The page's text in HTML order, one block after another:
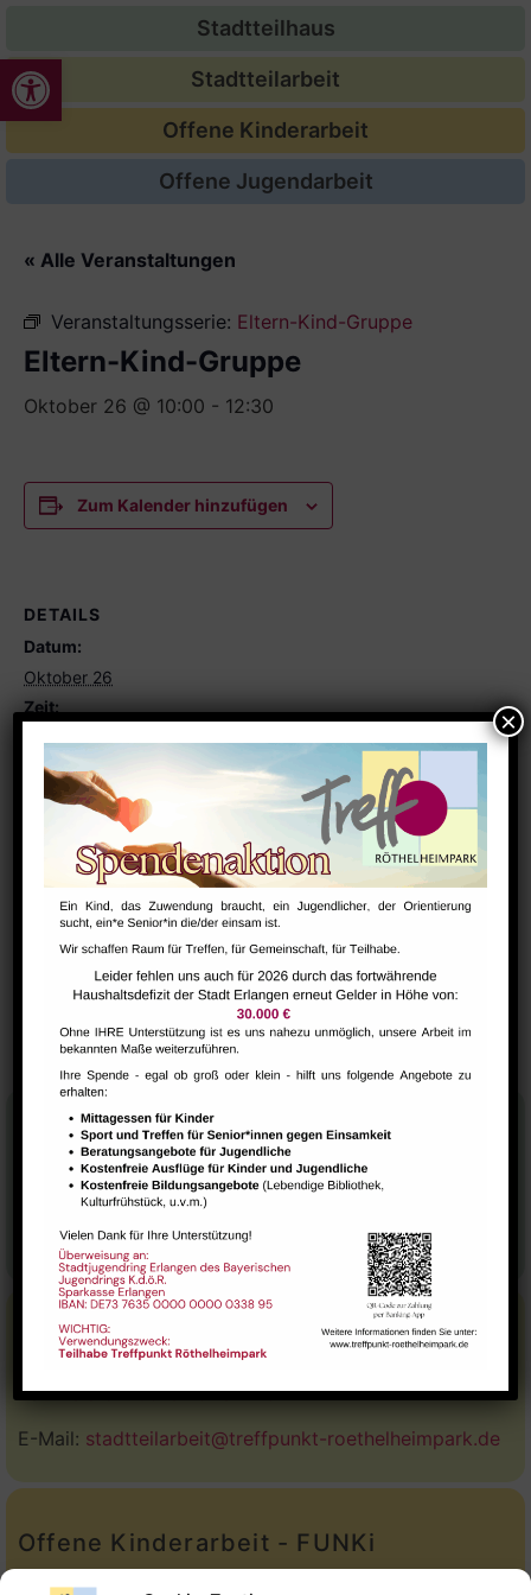
Werkzeugleiste öffnen
Stadtteilhaus
Stadtteilarbeit
Offene Kinderarbeit
Offene Jugendarbeit
« Alle Veranstaltungen
Veranstaltungsserie: Eltern-Kind-Gruppe
Eltern-Kind-Gruppe
Oktober 26 @ 10:00 - 12:30
Zum Kalender hinzufügen
DETAILS
Datum:
Oktober 26
Zeit:
Serien:
Eltern-Kind-Gruppe
VERANSTALTUNGSORT
Eltern-Kind Raum
Morgentreff für
Menschen ab 60 Jahren
GESTALT – Bewegung für Körper,
Geist und Seele älterer Menschen
Stadtteilhaus
09131-9232777
E-Mail:leitung@treffpunkt-roethelheimpark.de
Stadtteilarbeit
Tel.:Telefon: 09131-9232779
E-Mail: stadtteilarbeit@treffpunkt-roethelheimpark.de
Offene Kinderarbeit - FUNKi